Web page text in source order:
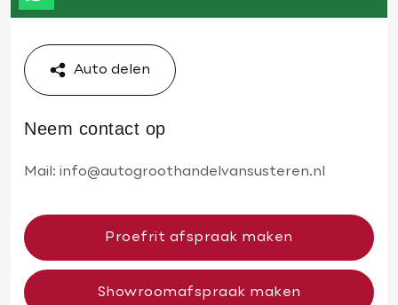
Auto delen
Neem contact op
Mail: info@autogroothandelvansusteren.nl
Proefrit afspraak maken
Showroomafspraak maken